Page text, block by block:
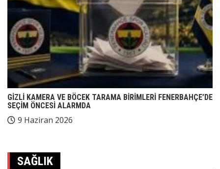
GİZLİ KAMERA VE BÖCEK TARAMA BİRİMLERİ FENERBAHÇE’DE
SEÇİM ÖNCESİ ALARMDA
9 Haziran 2026
SAĞLIK